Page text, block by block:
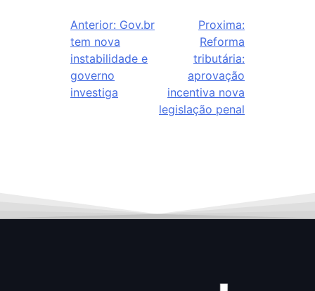
Anterior: Gov.br
tem nova
instabilidade e
governo
investiga
Proxima:
Reforma
tributária:
aprovação
incentiva nova
legislação penal